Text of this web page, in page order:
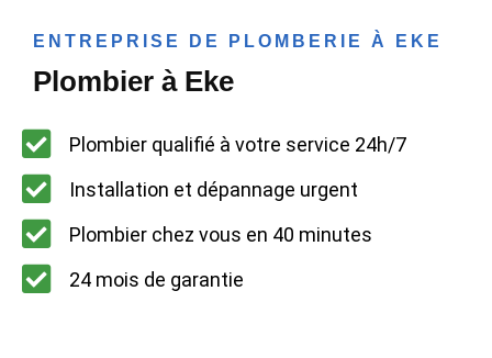
ENTREPRISE DE PLOMBERIE À EKE
Plombier à Eke
Plombier qualifié à votre service 24h/7
Installation et dépannage urgent
Plombier chez vous en 40 minutes
24 mois de garantie